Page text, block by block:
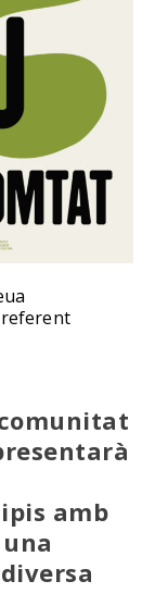
referent
amb